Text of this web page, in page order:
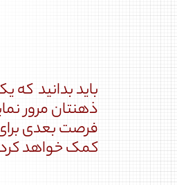
باید بدانید که
ذهنتان مرور
فرصت بعدی
کمک خواهد